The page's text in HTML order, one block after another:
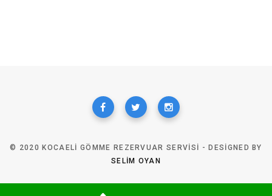
© 2020 KOCAELI GÖMME REZERVUAR SERVISI - DESIGNED BY
SELIM OYAN